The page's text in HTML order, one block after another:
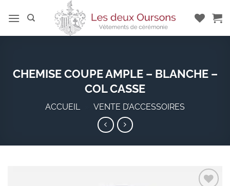
au
CHEMISE COUPE AMPLE – BLANCHE –
COL CASSE
ACCUEIL VENTE D’ACCESSOIRES